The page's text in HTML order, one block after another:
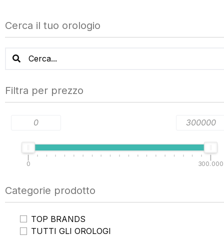
Cerca il tuo orologio
Search products:
Filtra per prezzo
0 300.000
Categorie prodotto
TOP BRANDS
TUTTI GLI OROLOGI